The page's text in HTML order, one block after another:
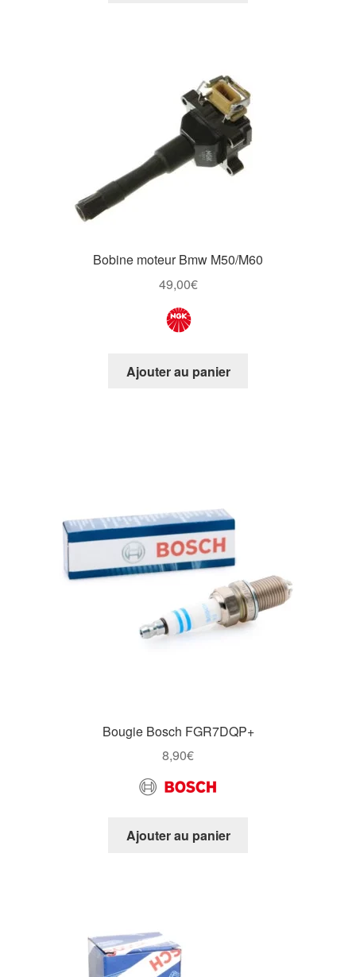
Bobine moteur Bmw M50/M60
49,00€
Ajouter au panier
Bougie Bosch FGR7DQP+
8,90€
Ajouter au panier